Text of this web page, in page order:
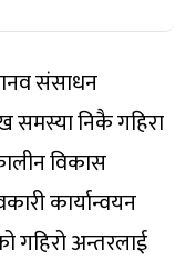
संसाधन
समस्या निकै गहिरा
विकास
कार्यान्वयन
गहिरो अन्तरलाई